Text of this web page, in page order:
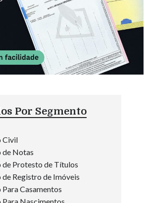
Por Segmento
Civil
Notas
Protesto de Títulos
Registro de Imóveis
Casamentos